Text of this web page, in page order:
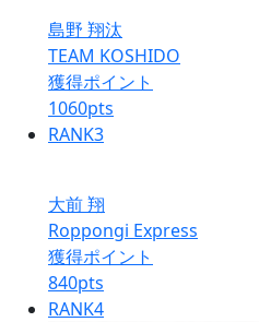
島野 翔汰
TEAM KOSHIDO
獲得ポイント
1060pts
RANK3
大前 翔
Roppongi Express
獲得ポイント
840pts
RANK4